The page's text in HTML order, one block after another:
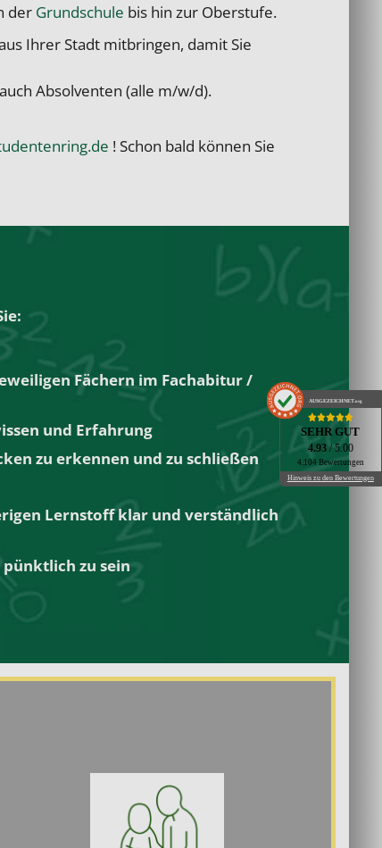
der Grundschule bis hin zur Oberstufe.
Ihrer Stadt mitbringen, damit Sie
Absolventen (alle m/w/d).
! Schon bald können Sie
Fächern im Fachabitur/
und Erfahrung
zu erkennen und zu schließen
Lernstoff klar und verständlich
pünktlich zu sein
AUSGEZEICHNET.org
SEHR GUT
4.93/ 5.00
4.104 Bewertungen
Hinweis zu den Bewertungen